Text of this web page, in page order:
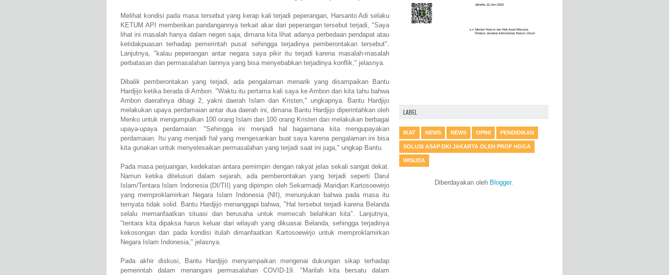
Melihat kondisi pada masa tersebut yang kerap kali terjadi peperangan, Harsanto Adi selaku
KETUM API memberikan pandangannya terkait akar dari peperangan tersebut terjadi, "Saya
lihat ini masalah hanya dalam negeri saja, dimana kita lihat adanya perbedaan pendapat atau
ketidakpuasan terhadap pemerintah pusat sehingga terjadinya pemberontakan tersebut".
Lanjutnya, "kalau peperangan antar negara saya pikir itu terjadi karena masalah-masalah
perbatasan dan permasalahan lainnya yang bisa menyebabkan terjadinya konflik," jelasnya.
Dibalik pemberontakan yang terjadi, ada pengalaman menarik yang disampaikan Bantu
Hardjijo ketika berada di Ambon. "Waktu itu pertama kali saya ke Ambon dan kita tahu bahwa
Ambon daerahnya dibagi 2, yakni daerah Islam dan Kristen," ungkapnya. Bantu Hardjijo
melakukan upaya perdamaian antar dua daerah ini, dimana Bantu Hardjijo diperintahkan oleh
Menko untuk mengumpulkan 100 orang Islam dan 100 orang Kristen dan melakukan berbagai
upaya-upaya perdamaian. "Sehingga ini menjadi hal bagaimana kita mengupayakan
perdamaian. Itu yang menjadi hal yang mengesankan buat saya karena pengalaman ini bisa
kita gunakan untuk menyelesaikan permasalahan yang terjadi saat ini juga," ungkap Bantu.
Pada masa perjuangan, kedekatan antara pemimpin dengan rakyat jelas sekali sangat dekat.
Namun ketika ditelusuri dalam sejarah, ada pemberontakan yang terjadi seperti Darul
Islam/Tentara Islam Indonesia (DI/TII) yang dipimpin oleh Sekarmadji Maridjan Kartosoewirjo
yang memproklamirkan Negara Islam Indonesia (NII), menunjukan bahwa pada masa itu
ternyata tidak solid. Bantu Hardjijo menanggapi bahwa, "Hal tersebut terjadi karena Belanda
selalu memanfaatkan situasi dan berusaha untuk memecah belahkan kita". Lanjutnya,
"tentara kita dipaksa harus keluar dari wilayah yang dikuasai Belanda, sehingga terjadinya
kekosongan dan pada kondisi itulah dimanfaatkan Kartosoewirjo untuk memproklamirkan
Negara Islam Indonesia," jelasnya.
Pada akhir diskusi, Bantu Hardjijo menyampaikan mengenai dukungan sikap terhadap
pemerintah dalam menangani permasalahan COVID-19. "Marilah kita bersatu dalam
LABEL
IKAT NEWS NEWS OPINI PENDIDIKAN
SOLUSI ASAP DKI JAKARTA OLEH PROF HOGA
WISUDA
Diberdayakan oleh Blogger.